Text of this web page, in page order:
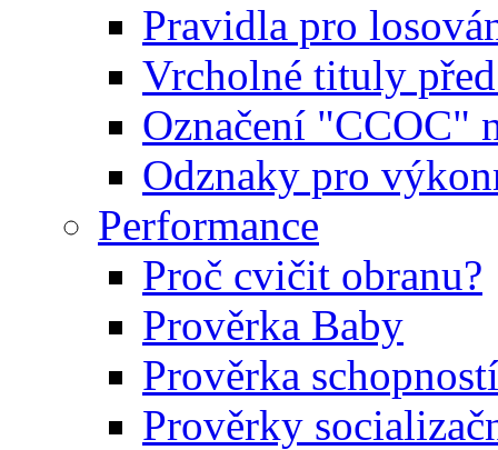
Pravidla pro
Vrcholné tituly
Označení "CCOC"
Odznaky pro
Performance
Proč cvičit obranu?
Prověrka Baby
Prověrka
Prověrky